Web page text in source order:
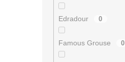
Edradour 0
Famous Grouse 0